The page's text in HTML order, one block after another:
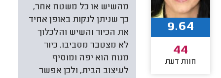
מהשיש או כל משטח אחר,
כך שניתן לנקות באופן אחיד
את הכיור והשיש והלכלוך
לא מצטבר מסביבו. כיור
מנוח הוא יפה ומוסיף
לעיצוב הבית, ולכן אפשר
9.64
44
חוות דעת